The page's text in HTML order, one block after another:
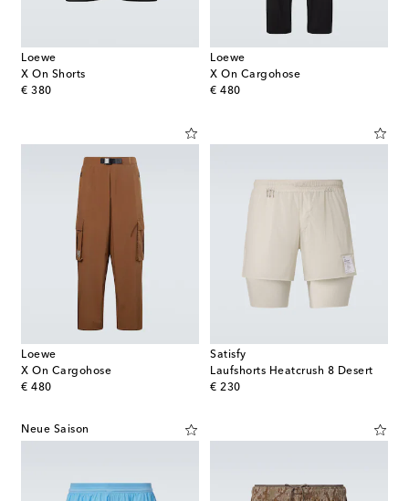
Loewe
X On Shorts
€ 380
original price
Loewe
X On Cargohose
€ 480
original price
Loewe
X On Cargohose
€ 480
original price
Satisfy
Laufshorts Heatcrush 8 Desert
€ 230
original price
Neue Saison